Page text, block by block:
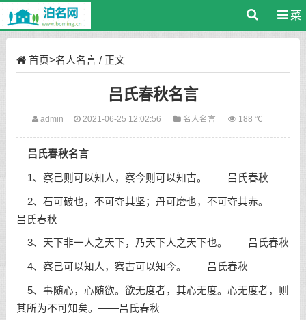
菜
首页>名人名言/ 正文
吕氏春秋名言
admin 2021-06-25 12:02:56 名人名言 188 ℃
吕氏春秋名言
1、察己则可以知人，察今则可以知古。——吕氏春秋
2、石可破也，不可夺其坚；丹可磨也，不可夺其赤。——
吕氏春秋
3、天下非一人之天下，乃天下人之天下也。——吕氏春秋
4、察己可以知人，察古可以知今。——吕氏春秋
5、事随心，心随欲。欲无度者，其心无度。心无度者，则
其所为不可知矣。——吕氏春秋